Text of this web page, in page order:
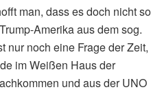
man, dass es doch nicht so
Amerika aus dem sog.
nur noch eine Frage der Zeit,
im Weißen Haus der
und aus der UNO